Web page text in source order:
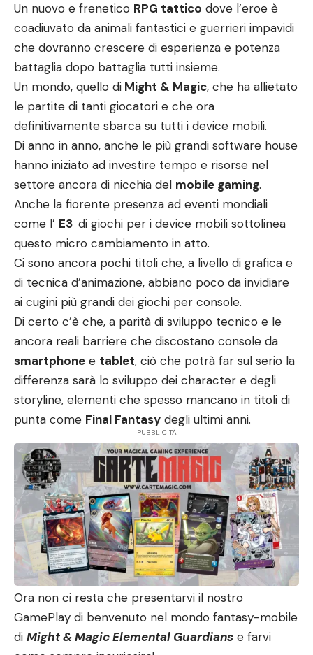
Un nuovo e frenetico RPG tattico dove l’eroe è
coadiuvato da animali fantastici e guerrieri impavidi
che dovranno crescere di esperienza e potenza
battaglia dopo battaglia tutti insieme.
Un mondo, quello di Might & Magic, che ha allietato
le partite di tanti giocatori e che ora
definitivamente sbarca su tutti i device mobili.
Di anno in anno, anche le più grandi software house
hanno iniziato ad investire tempo e risorse nel
settore ancora di nicchia del mobile gaming.
Anche la fiorente presenza ad eventi mondiali
come l’ E3 di giochi per i device mobili sottolinea
questo micro cambiamento in atto.
Ci sono ancora pochi titoli che, a livello di grafica e
di tecnica d’animazione, abbiano poco da invidiare
ai cugini più grandi dei giochi per console.
Di certo c’è che, a parità di sviluppo tecnico e le
ancora reali barriere che discostano console da
smartphone e tablet, ciò che potrà far sul serio la
differenza sarà lo sviluppo dei character e degli
storyline, elementi che spesso mancano in titoli di
punta come Final Fantasy degli ultimi anni.
- PUBBLICITÀ -
Ora non ci resta che presentarvi il nostro
GamePlay di benvenuto nel mondo fantasy-mobile
di Might & Magic Elemental Guardians e farvi